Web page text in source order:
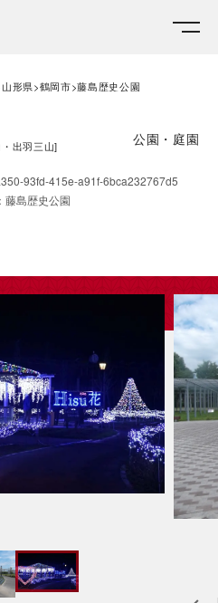
山形県 鶴岡市 藤島歴史公園
・出羽三山] 公園・庭園
93fd-415e-a91f-6bca232767d5
： 藤島歴史公園